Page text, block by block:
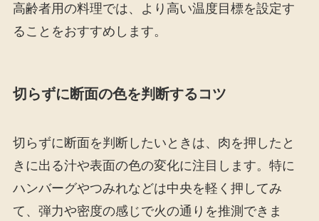
高齢者用の料理では、より高い温度目標を設定す
ることをおすすめします。
切らずに断面の色を判断するコツ
切らずに断面を判断したいときは、肉を押したと
きに出る汁や表面の色の変化に注目します。特に
ハンバーグやつみれなどは中央を軽く押してみ
て、弾力や密度の感じで火の通りを推測できま